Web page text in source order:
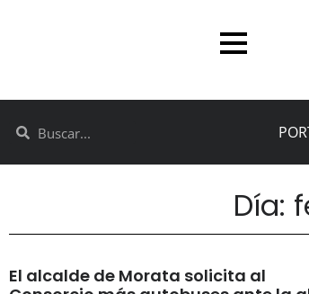
Día:
El alcalde de Morata solicita al